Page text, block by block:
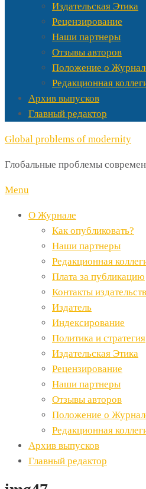
Издательская Этика
Рецензирование
Наши партнеры
Отзывы авторов
Положение о
Редакционная
Архив выпусков
Главный редактор
Global problems of modernity
Глобальные проблемы
Menu
О Журнале
Как опубликовать?
Наши партнеры
Редакционная
Плата за публикацию
Контакты
Издатель
Индексирование
Политика и стратегия
Издательская Этика
Рецензирование
Наши партнеры
Отзывы авторов
Положение о
Редакционная
Архив выпусков
Главный редактор